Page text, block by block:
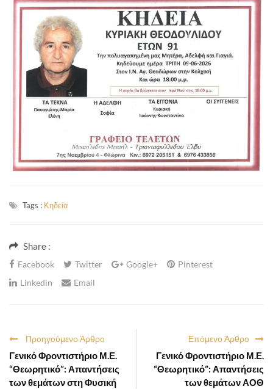
Tags : Κηδεία
Share :
Facebook Twitter Google+
Pinterest
Linkedin
Email
Επόμενο Άρθρο
Γενικό Φροντιστήριο Μ.Ε.
“Θεωρητικό”: Απαντήσεις
των θεμάτων ΑΟΘ
Προηγούμενο Άρθρο
Γενικό Φροντιστήριο Μ.Ε.
“Θεωρητικό”: Απαντήσεις
των θεμάτων στη Φυσική